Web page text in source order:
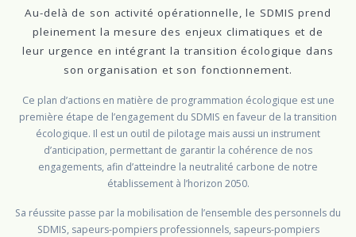
Au-delà de son activité opérationnelle, le SDMIS prend
pleinement la mesure des enjeux climatiques et de
leur urgence en intégrant la transition écologique dans
son organisation et son fonctionnement.
Ce plan d’actions en matière de programmation écologique est une
première étape de l’engagement du SDMIS en faveur de la transition
écologique. Il est un outil de pilotage mais aussi un instrument
d’anticipation, permettant de garantir la cohérence de nos
engagements, afin d’atteindre la neutralité carbone de notre
établissement à l’horizon 2050.
Sa réussite passe par la mobilisation de l’ensemble des personnels du
SDMIS, sapeurs-pompiers professionnels, sapeurs-pompiers